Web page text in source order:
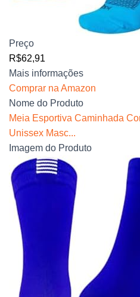
Preço
R$62,91
Mais informações
Comprar na Amazon
Nome do Produto
Meia Esportiva Caminhada
Unissex Masc...
Imagem do Produto